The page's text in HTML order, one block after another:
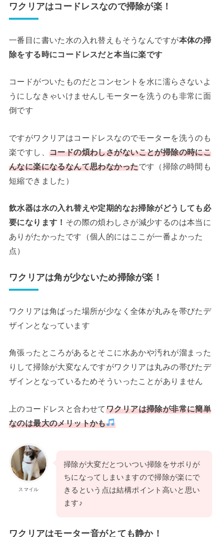
ワクリアはコードレスなので掃除が楽！
一番目に書いた水の入れ替えもそうなんですが本体の掃
除をする時にコードレスだと本当に楽です
コードがついたものだとコンセントを水に濡らさないよ
うにしなきゃいけませんしモーターを洗うのも非常に面
倒です
ですがワクリアはコードレスなのでモーターを洗うのも
楽ですし、 コードの煩わしさがないことが掃除の時にこ
んなに楽になるなんて思わなかったです（掃除の時間も
短縮できました）
飲水器は水の入れ替えや定期的なお掃除がどうしても必
要になります！ その際の煩わしさが減少するのは本当に
ありがたかったです（個人的にはここが一番よかった
点）
ワクリアは角が少ないため掃除が楽！
ワクリアは角ばった場所が少なく全体が丸みを帯びたデ
ザインとなっています
角張ったところがあるとそこに水あかや汚れが溜まった
りして掃除が大変なんですがワクリアは丸みの帯びたデ
ザインとなっているためそういったことがありません
上のコードレスと合わせてワクリアは掃除が非常に簡単
なのは最大のメリットかも
スマイル
掃除が大変だとついつい掃除をサボりが
ちになってしまいますので掃除が楽にで
きるという点は結構ポイント高いと思い
ます♪
ワクリアはモーター音がとても静か！